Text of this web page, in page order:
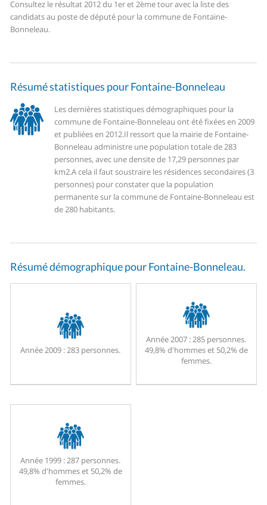
Consultez le résultat 2012 du 1er et 2ème tour avec la liste des
candidats au poste de député pour la commune de Fontaine-
Bonneleau.
Résumé statistiques pour Fontaine-Bonneleau
Les dernières statistiques démographiques pour la
commune de Fontaine-Bonneleau ont été fixées en 2009
et publiées en 2012.Il ressort que la mairie de Fontaine-
Bonneleau administre une population totale de 283
personnes, avec une densite de 17,29 personnes par
km2.A cela il faut soustraire les résidences secondaires (3
personnes) pour constater que la population
permanente sur la commune de Fontaine-Bonneleau est
de 280 habitants.
Résumé démographique pour Fontaine-Bonneleau.
Année 2009 :283 personnes.
Année 2007 :285 personnes.
49,8% d'hommes et 50,2% de
femmes.
Année 1999 :287 personnes.
49,8% d'hommes et 50,2% de
femmes.